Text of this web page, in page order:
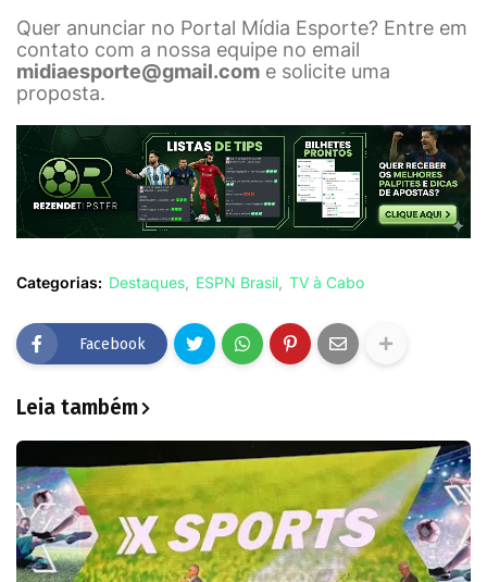
Quer anunciar no Portal Mídia Esporte? Entre em
contato com a nossa equipe no email
midiaesporte@gmail.com e solicite uma
proposta.
Categorias: Destaques ESPN Brasil TV à Cabo
Facebook
Leia também